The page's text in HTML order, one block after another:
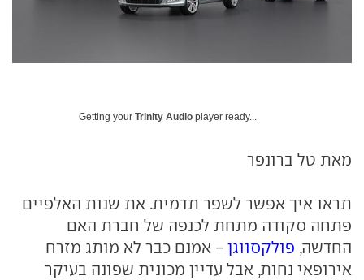
Getting your Trinity Audio player ready...
מאת טל ברונפר
תראו איך אפשר לשפר תדמית. את שנות האלפיים
פתחה סקודה מתחת לכנפה של חברת האם
החדשה, פולקסווגן - אמנם כבר לא מותג מזרח
אירופאי נחות, אבל עדיין מכונית שפונה בעיקר